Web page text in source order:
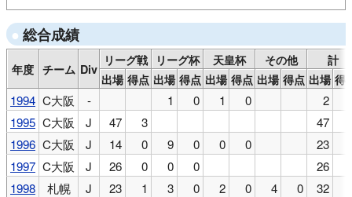
コンサドーレ札幌
総合成績
年度 チーム Div
リーグ戦 リーグ杯 天皇杯 その他
計
出場 得点 出場 得点 出場 得点 出場 得点 出場 得
1994 C大阪 - 1 0 1 0 2
1995 C大阪 J 47 3 47
1996 C大阪 J 14 0 9 0 0 0 23
1997 C大阪 J 26 0 0 0 26
1998
札幌 J 23 1 3 0 2 0 4 0 32